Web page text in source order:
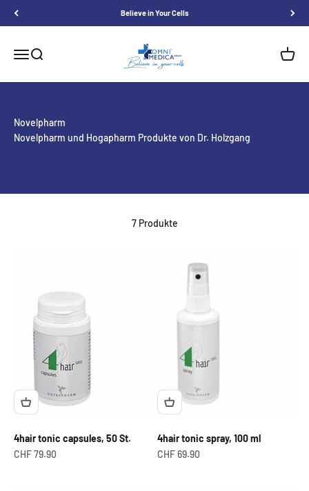
Believe in Your Cells
MenüSuche
Omnimedica
Novelpharm
Novelpharm und Hogapharm Produkte von Dr. Holzgang
7 Produkte
4hair tonic capsules, 50 St.
Angebot
CHF 79.90
4hair tonic spray, 100 ml
Angebot
CHF 69.90